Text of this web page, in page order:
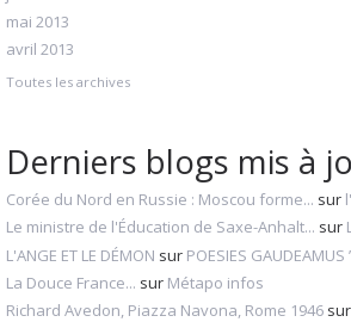
mai 2013
avril 2013
Toutes les archives
Derniers blogs mis à
Corée du Nord en Russie : Moscou forme... sur
Le ministre de l'Éducation de Saxe-Anhalt... sur
L'ANGE ET LE DÉMON sur POESIES
La Douce France... sur Métapo infos
Richard Avedon, Piazza Navona, Rome 1946 sur